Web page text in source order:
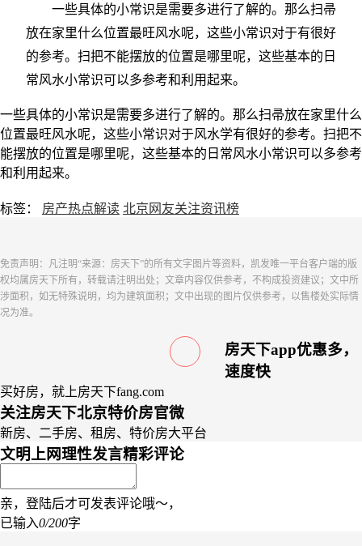
一些具体的小常识是需要多进行了解的。那么扫帚
放在家里什么位置最旺风水呢，这些小常识对于有很好
的参考。扫把不能摆放的位置是哪里呢，这些基本的日
常风水小常识可以多参考和利用起来。
一些具体的小常识是需要多进行了解的。那么扫帚放在家里什么
位置最旺风水呢，这些小常识对于风水学有很好的参考。扫把不
能摆放的位置是哪里呢，这些基本的日常风水小常识可以多参考
和利用起来。
标签： 房产热点解读 北京网友关注资讯榜
免责声明：凡注明“来源：房天下”的所有文字图片等资料，凯发唯一平台客户端的版
权均属房天下所有，转载请注明出处；文章内容仅供参考，不构成投资建议；文中所
涉面积，如无特殊说明，均为建筑面积；文中出现的图片仅供参考，以售楼处实际情
况为准。
房天下app优惠多，
速度快
买好房，就上房天下fang.com
关注房天下北京特价房官微
新房、二手房、租房、特价房大平台
文明上网理性发言精彩评论
亲，登陆后才可发表评论哦～，
已输入0/200字